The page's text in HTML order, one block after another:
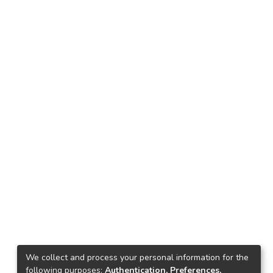
We collect and process your personal information for the
following purposes: Authentication, Preferences,